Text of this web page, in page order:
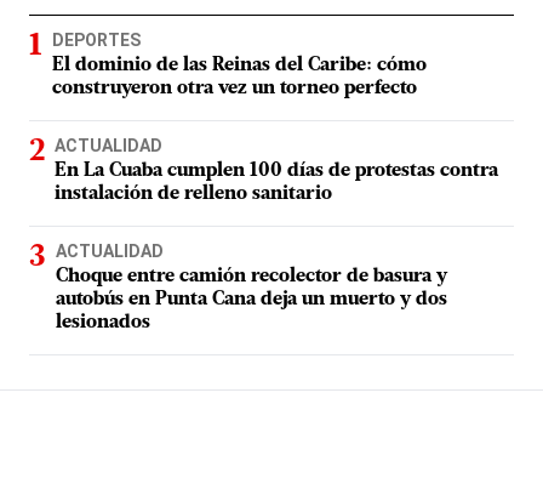
DEPORTES
El dominio de las Reinas del Caribe: cómo
construyeron otra vez un torneo perfecto
ACTUALIDAD
En La Cuaba cumplen 100 días de protestas contra
instalación de relleno sanitario
ACTUALIDAD
Choque entre camión recolector de basura y
autobús en Punta Cana deja un muerto y dos
lesionados